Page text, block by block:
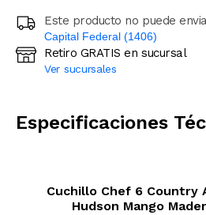
Este producto no puede
Capital Federal (1406)
Ingresá código postal (sólo
Retiro GRATIS en sucursal
Ver sucursales
Especificaciones
Cuchillo Chef 6 Country
Hudson Mango